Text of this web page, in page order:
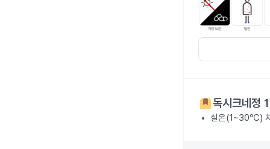
독시크네정
실온(1~30℃)